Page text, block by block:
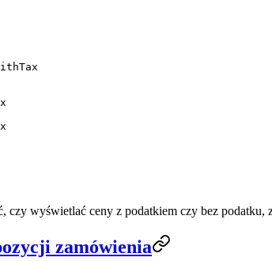
czy wyświetlać ceny z podatkiem czy bez
zamówienia